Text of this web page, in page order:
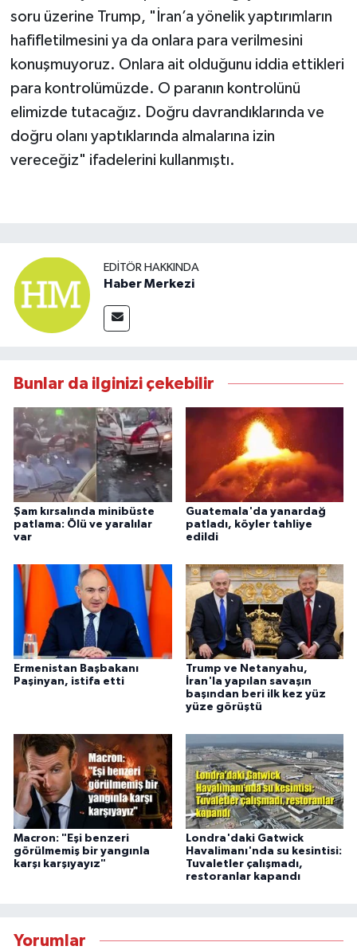
soru üzerine Trump, "İran’a yönelik yaptırımların
hafifletilmesini ya da onlara para verilmesini
konuşmuyoruz. Onlara ait olduğunu iddia ettikleri
para kontrolümüzde. O paranın kontrolünü
elimizde tutacağız. Doğru davrandıklarında ve
doğru olanı yaptıklarında almalarına izin
vereceğiz" ifadelerini kullanmıştı.
EDITÖR HAKKINDA
Haber Merkezi
Bunlar da ilginizi çekebilir
Şam kırsalında minibüste
patlama: Ölü ve yaralılar
var
Guatemala'da yanardağ
patladı, köyler tahliye
edildi
Ermenistan Başbakanı
Paşinyan, istifa etti
Trump ve Netanyahu,
İran'la yapılan savaşın
başından beri ilk kez yüz
yüze görüştü
Macron: "Eşi benzeri
görülmemiş bir yangınla
karşı karşıyayız"
Londra'daki Gatwick
Havalimanı'nda su kesintisi:
Tuvaletler çalışmadı,
restoranlar kapandı
Yorumlar